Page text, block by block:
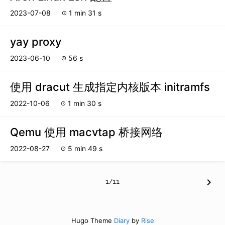
2023-07-08 schedule 1 min 31 s
yay proxy
2023-06-10 schedule 56 s
使用 dracut 生成指定内核版本 initramfs
2022-10-06 schedule 1 min 30 s
Qemu 使用 macvtap 桥接网络
2022-08-27 schedule 5 min 49 s
1/11 chevron_right
Hugo Theme Diaryby Rise